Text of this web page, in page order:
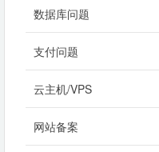
数据库问题
支付问题
云主机/VPS
网站备案